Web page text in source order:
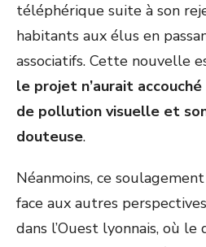
téléphérique suite à son
habitants aux élus en
associatifs. Cette nouvelle
le projet n’aurait
de pollution visuelle et
douteuse.
Néanmoins, ce
face aux autres
dans l’Ouest lyonnais, où